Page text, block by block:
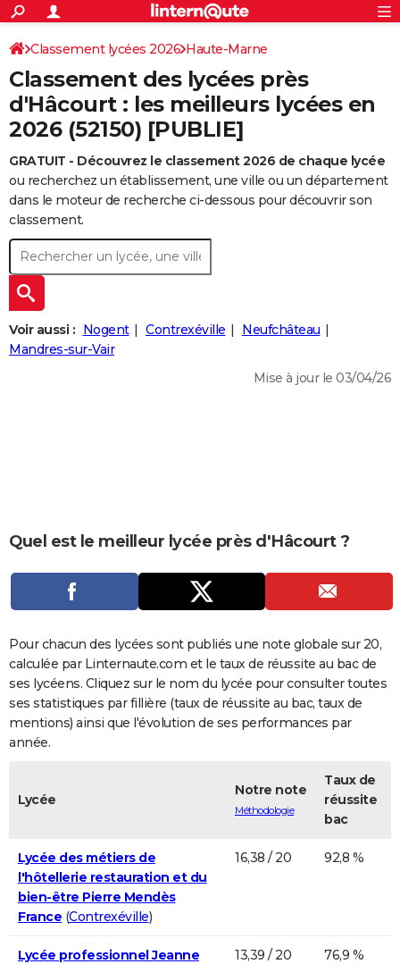
ACTUALITÉS
Politique
Société
Faits Divers
Education
Monde
Villes
+
SPORT
Coupe du monde 2026
Football
Tennis
Cyclisme
Rugby
Forum
CULTURE
Programme TV
TNT
Streaming
Cinéma
Sorties cinéma
Musique
+
FINANCE
Retraite
Impôts
Epargne
Immobilier
Risques naturels par ville
Banque
Assurance
Crédit
AUTO
Essais
Réserver un essai
Citadines
Berlines
SUV
Forum auto
+
HIGH-TECH
BRICOLAGE
Forum
Aménagement intérieur
Extérieur
Cuisine
Salle de bains
Jardinage
Rangement
+WEEK-END
Guides de France
Escapades
Patrimoine
Expositions
Musées
Week-end nature
+
LIFESTYLE
Art de vivre
Bien-être
Loisirs
Mode
Modes de vie
+SANTE
Dictionnaire
Biographies
Expressions
Proverbes
PROGRAMME TV
COPAINS D'AVANT
S'inscrire
Se connecter
Lycées
Collèges
Primaires
Universités
Entreprises
Service militaire
Avis de recherche
AVIS DE DÉCÈS
FORUM
Bricolage
Lifestyle
Culture
Sport
Auto
Television
Voyage
Cinema
S'inscrire
Connexion
Classement lycées 2026 Haute-Marne
Classement des lycées près
d'Hâcourt : les meilleurs lycées en
2026 (52150) [PUBLIE]
GRATUIT - Découvrez le classement 2026 de chaque lycée
ou recherchez un établissement, une ville ou un département
dans le moteur de recherche ci-dessous pour découvrir son
classement.
Voir aussi : Nogent Contrexéville
Neufchâteau
Mandres-sur-Vair
Mise à jour le 03/04/26
Quel est le meilleur lycée près d'Hâcourt ?
Pour chacun des lycées sont publiés une note globale sur 20,
calculée par Linternaute.com et le taux de réussite au bac de
ses lycéens. Cliquez sur le nom du lycée pour consulter toutes
ses statistiques par fillière (taux de réussite au bac, taux de
mentions) ainsi que l'évolution de ses performances par
année.
Lycée
Notre note
Méthodologie
Taux de
réussite
bac
Lycée des métiers de
l'hôtellerie restauration et du
bien-être Pierre Mendès
France (Contrexéville)
16,38 / 20 92,8 %
Lycée professionnel Jeanne
13,39 / 20 76,9 %